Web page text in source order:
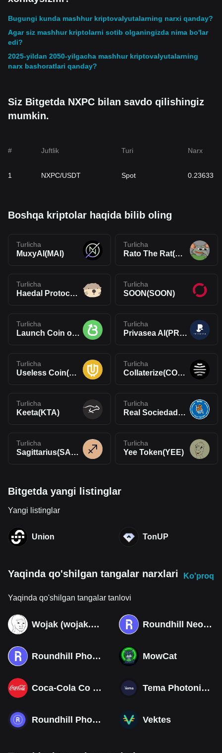
Bugungi kunda mashhur kriptovalyutalarning narxi qanday?
Agar siz mashhur kriptolarni sotib olganingizda nima bo'lar
edi?
2025-yildan 2050-yilgacha mashhur kriptovalyutalarning
narx bashoratlari qanday?
Siz Bitgetda NXPC bilan savdo qilishingiz
mumkin.
# Juftlik Turi Narx
1 NXPC/USDT Spot 0.23633
Boshqa kriptolar haqida bilib oling
Turlicha
MuxyAI(MAI)
Turlicha
Rato The Rat(RATO)
Turlicha
Haedal Protocol(HAEDAL)
Turlicha
SOON(SOON)
Turlicha
Launch Coin on Believe(LAUNCHCOIN)
Turlicha
Privasea AI(PRAI)
Turlicha
Useless Coin(USELESS)
Turlicha
Collaterize(COLLAT)
Turlicha
Keeta(KTA)
Turlicha
Real Sociedad Fan Token(RSO)
Turlicha
Sagittarius(SAGIT)
Turlicha
Yee Token(YEE)
Bitgetda yangi listinglar
Yangi listinglar
Union TonUP
Yaqinda qo'shilgan tangalar narxlari Ko'proq
Yaqinda qo'shilgan tangalar tanlovi
Wojak (wojak.art) Roundhill Neocloud ETF (Derivatives)
Roundhill Photonics & Optics ETF (Derivatives) MowCat
Coca-Cola Co (Derivatives) Tema Photonics & Optical ETF
Roundhill Photonics & Optics ETF Vektes